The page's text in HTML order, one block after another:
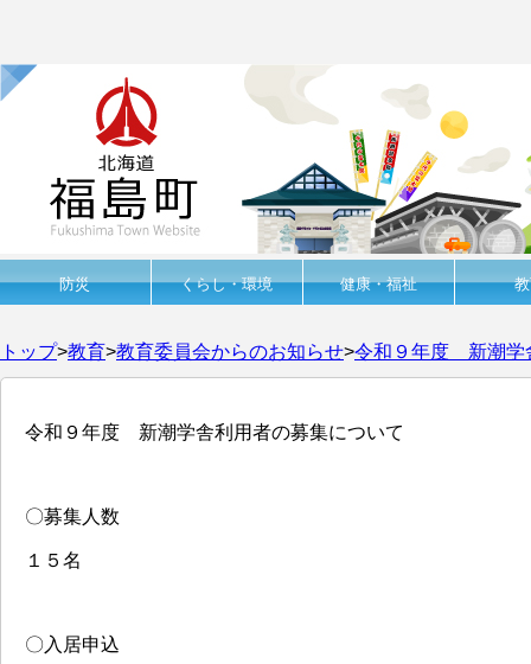
防災 くらし・環境 健康・福祉
トップ>教育>教育委員会からのお知らせ>令和９年度 新潮学
令和９年度 新潮学舎利用者の募集について
〇募集人数
１５名
〇入居申込